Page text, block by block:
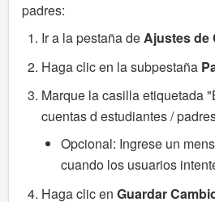
padres:
Ir a la pestaña deAjustes de
Haga clic en la subpestaña
Marque la casilla etiquetada
cuentas d estudiantes /
Opcional: Ingrese un
cuando los usuarios
Haga clic en Guardar